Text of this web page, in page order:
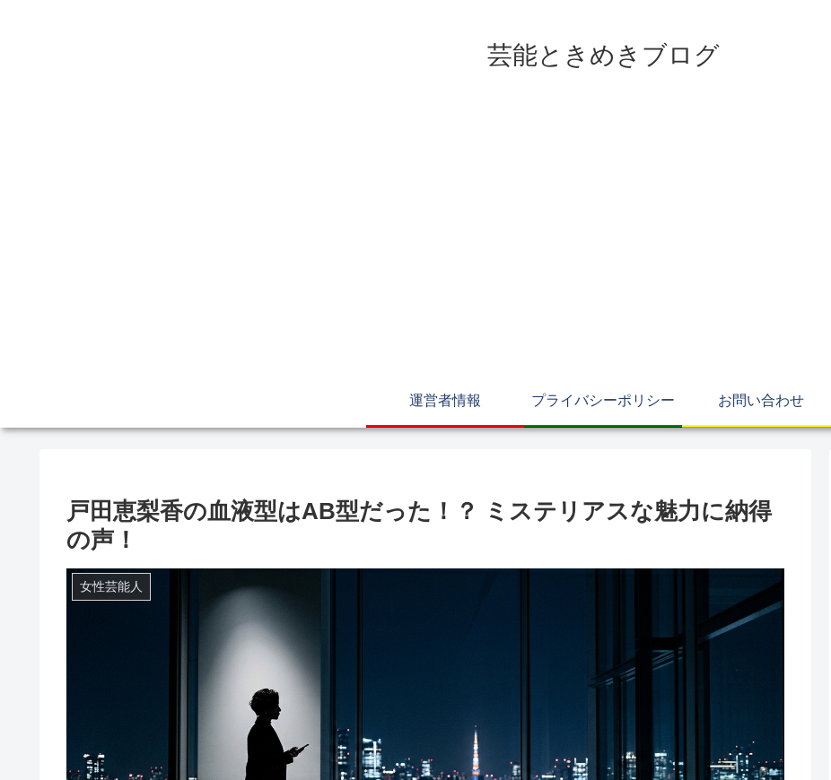
芸能ときめきブログ
運営者情報 プライバシーポリシー お問い合わせ
戸田恵梨香の血液型はAB型だった！？ ミステリアスな魅力に納得
の声！
女性芸能人